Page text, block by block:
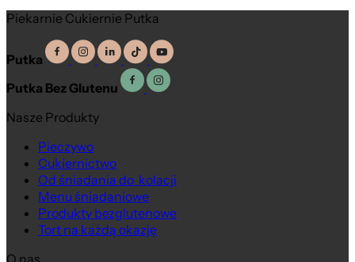
Piekarnie Cukiernie Putka
Putka
Putka Bez Glutenu
Nasze Produkty
Pieczywo
Cukiernictwo
Od śniadania do kolacji
Menu śniadaniowe
Produkty bezglutenowe
Tort na każdą okazję